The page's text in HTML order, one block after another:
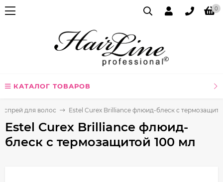
0
КАТАЛОГ ТОВАРОВ
спрей для волос Estel Curex Brilliance флюид-блеск с
Estel Curex Brilliance флюид-
блеск с термозащитой 100 мл